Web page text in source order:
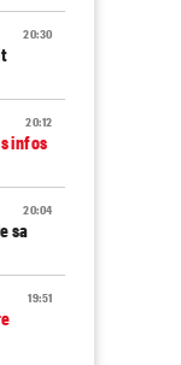
20:30
20:12
infos
20:04
sa
19:51